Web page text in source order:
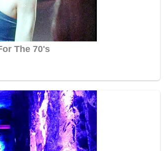
रायबरेली - महिला सशक्तिकरण पर भारी पड़ा